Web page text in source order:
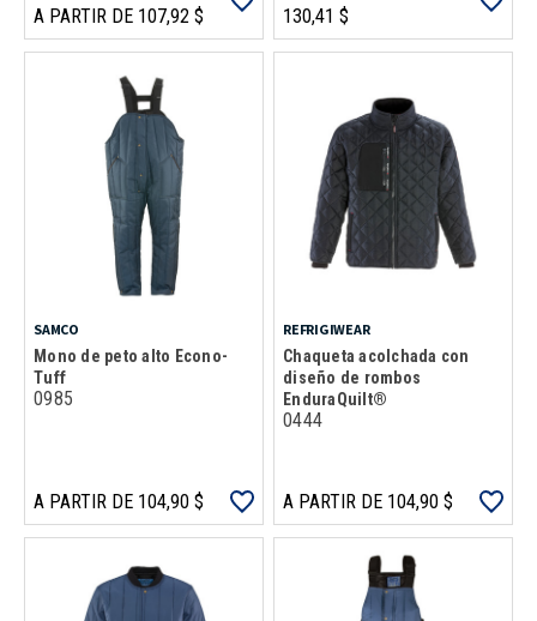
A PARTIR DE 107,92 $
130,41 $
SAMCO
Mono de peto alto Econo-
Tuff
0985
A PARTIR DE 104,90 $
REFRIGIWEAR
Chaqueta acolchada con
diseño de rombos
EnduraQuilt®
0444
A PARTIR DE 104,90 $